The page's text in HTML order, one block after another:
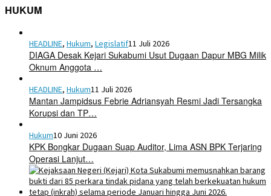
HUKUM
HEADLINE, Hukum, Legislatif11 Juli 2026
DIAGA Desak Kejari Sukabumi Usut Dugaan Dapur MBG Milik
Oknum Anggota …
HEADLINE, Hukum11 Juli 2026
Mantan Jampidsus Febrie Adriansyah Resmi Jadi Tersangka
Korupsi dan TP…
Hukum10 Juni 2026
KPK Bongkar Dugaan Suap Auditor, Lima ASN BPK Terjaring
Operasi Lanjut…